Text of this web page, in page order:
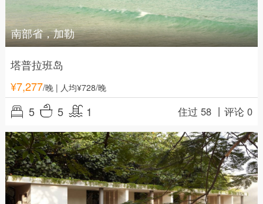
南部省，加勒
塔普拉班岛
¥7,277/晚| 人均¥728/晚
5 5 1 住过 58 丨评论 0